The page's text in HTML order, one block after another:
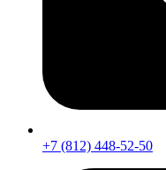
+7 (812) 448-52-50